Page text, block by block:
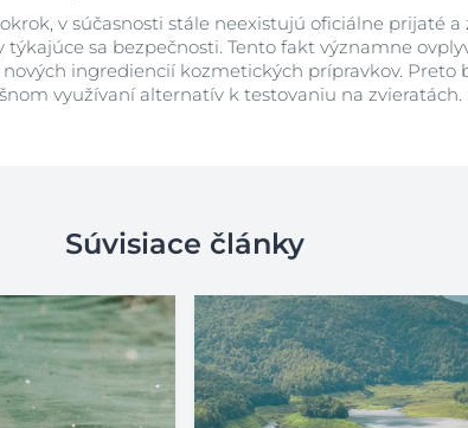
v súčasnosti stále neexistujú oficiálne prijaté
sa bezpečnosti. Tento fakt významne
ingrediencií kozmetických prípravkov. Preto
využívaní alternatív k testovaniu na zvieratách.
Súvisiace články